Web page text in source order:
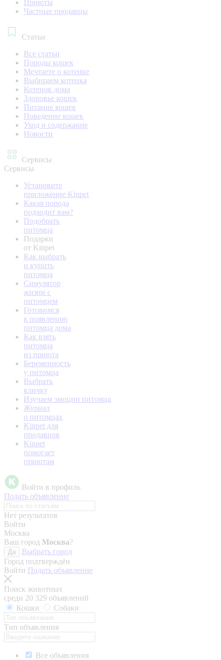
Приюты
Частные продавцы
Статьи
Все статьи
Породы кошек
Мечтаете о котенке
Выбираем котенка
Котенок дома
Здоровье кошек
Питание кошек
Поведение кошек
Уход и содержание
Новости
Сервисы
Сервисы
Установите
приложение Kinpet
Какая порода
подходит вам?
Подобрать
питомца
Подарки
от Kinpet
Как выбрать
и купить
питомца
Симулятор
жизни с
питомцем
Готовимся
к появлению
питомца дома
Как взять
питомца
из приюта
Беременность
у питомца
Выбрать
кличку
Изучаем эмоции питомца
Журнал
о питомцах
Kinpet для
продавцов
Kinpet
помогает
приютам
Войти в профиль
Подать объявление
Нет результатов
Войти
Москва
Ваш город Москва?
Да
Выбрать город
Город подтверждён
Войти Подать объявление
Поиск животных
среди 20 329 объявлений
Кошки
Собаки
Тип объявления
Все объявления